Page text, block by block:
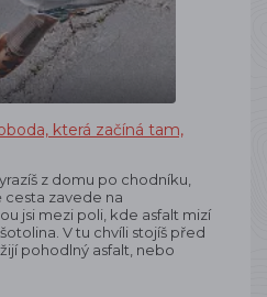
která začíná tam,
z domu po chodníku,
zavede na
jsi mezi poli, kde asfalt mizí
V tu chvíli stojíš před
pohodlný asfalt, nebo